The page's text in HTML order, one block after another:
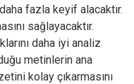
fazla keyif alacaktır.
sağlayacaktır.
daha iyi analiz
metinlerin ana
kolay çıkarmasını